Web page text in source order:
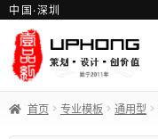
中国·深圳
首页 专业模板 通用型